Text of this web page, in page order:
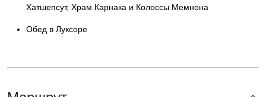
Хатшепсут, Храм Карнака и Колоссы Мемнона
Обед в Луксоре